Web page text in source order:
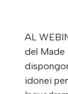
AL
del Made
idonei